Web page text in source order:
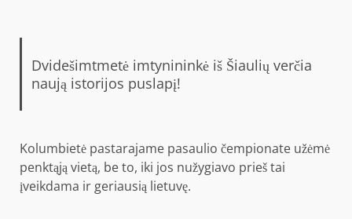
Dvidešimtmetė imtynininkė iš Šiaulių verčia
naują istorijos puslapį!
Kolumbietė pastarajame pasaulio čempionate užėmė
penktąją vietą, be to, iki jos nužygiavo prieš tai
įveikdama ir geriausią lietuvę.